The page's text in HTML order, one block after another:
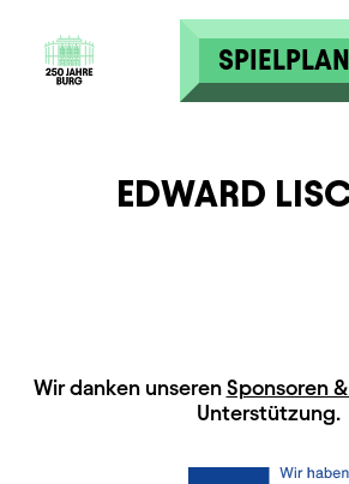
Direkt zum Inhalt
SPIELPLAN
EDWARD
HAUPTSPONSOREN
Wir danken unseren Sponsoren
Unterstützung.